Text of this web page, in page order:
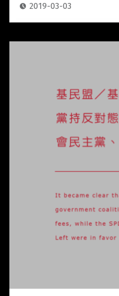
2019-03-03